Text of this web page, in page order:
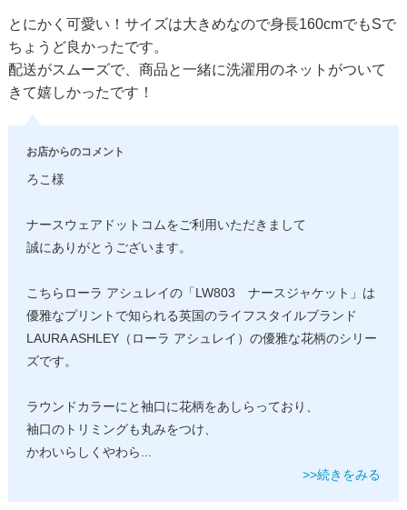
とにかく可愛い！サイズは大きめなので身長160cmでもSで
ちょうど良かったです。
配送がスムーズで、商品と一緒に洗濯用のネットがついて
きて嬉しかったです！
お店からのコメント
ろこ様
ナースウェアドットコムをご利用いただきまして
誠にありがとうございます。
こちらローラ アシュレイの「LW803 ナースジャケット」は
優雅なプリントで知られる英国のライフスタイルブランド
LAURA ASHLEY（ローラ アシュレイ）の優雅な花柄のシリー
ズです。
ラウンドカラーにと袖口に花柄をあしらっており、
袖口のトリミングも丸みをつけ、
かわいらしくやわら
>>続きをみる